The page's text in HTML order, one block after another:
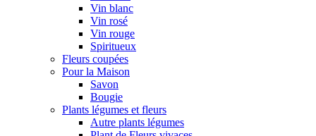
Vin blanc
Vin rosé
Vin rouge
Spiritueux
Fleurs coupées
Pour la Maison
Savon
Bougie
Plants légumes et fleurs
Autre plants légumes